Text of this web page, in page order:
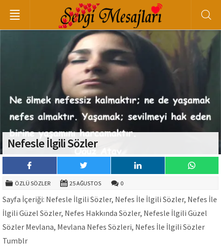
Nefesle İlgili Sözler
ÖZLÜ SÖZLER 25 AĞUSTOS 0
Sayfa İçeriği: Nefesle İlgili Sözler, Nefes İle İlgili Sözler, Nefes İle
İlgili Güzel Sözler, Nefes Hakkında Sözler, Nefesle İlgili Güzel
Sözler Mevlana, Mevlana Nefes Sözleri, Nefes İle İlgili Sözler
Tumblr